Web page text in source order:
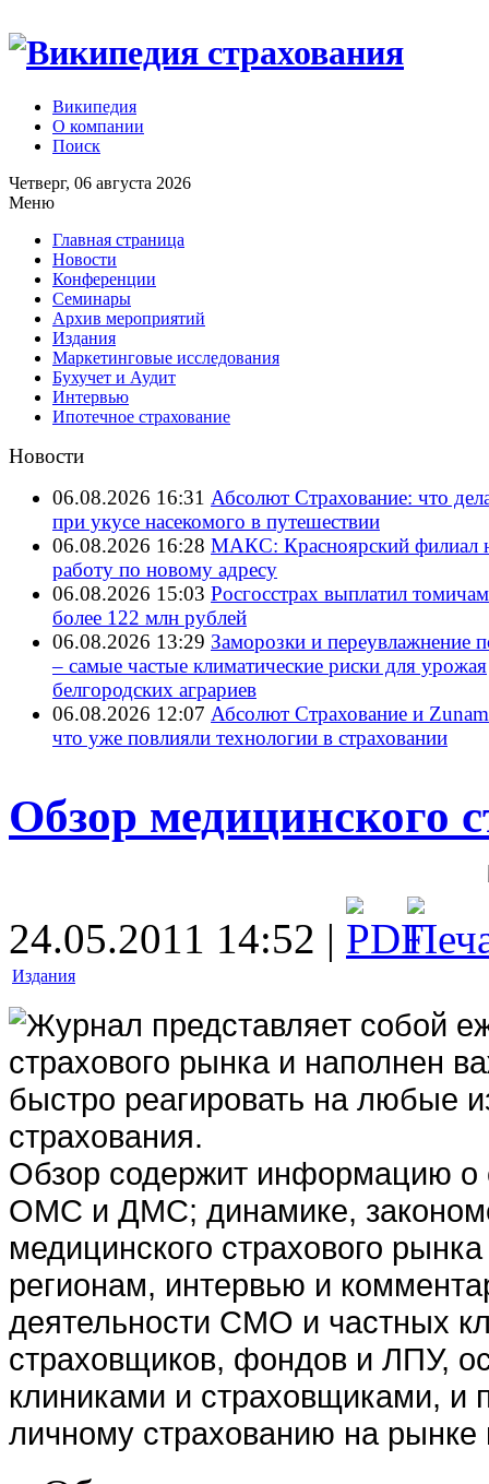
Википедия
О компании
Поиск
Четверг, 06 августа 2026
Меню
Главная страница
Новости
Конференции
Семинары
Архив мероприятий
Издания
Маркетинговые исследования
Бухучет и Аудит
Интервью
Ипотечное страхование
Новости
06.08.2026 16:31 Абсолют Страхование: что
при укусе насекомого в путешествии
06.08.2026 16:28 МАКС: Красноярский филиал
работу по новому адресу
06.08.2026 15:03 Росгосстрах выплатил томичам
более 122 млн рублей
06.08.2026 13:29 Заморозки и переувлажнение
– самые частые климатические риски для урожая
белгородских аграриев
06.08.2026 12:07 Абсолют Страхование и
что уже повлияли технологии в страховании
Обзор медицинского
24.05.2011 14:52 |
Издания
Журнал представляет собой
страхового рынка и наполнен
быстро реагировать на любые
страхования.
Обзор содержит информацию о
ОМС и ДМС; динамике,
медицинского страхового
регионам, интервью и
деятельности СМО и частных
страховщиков, фондов и ЛПУ,
клиниками и страховщиками, и
личному страхованию на